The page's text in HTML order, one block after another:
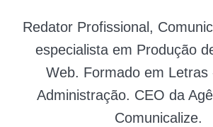
Redator Profissional,
especialista em Produção
Web. Formado em Letras
Administração. CEO da
Comunicalize.